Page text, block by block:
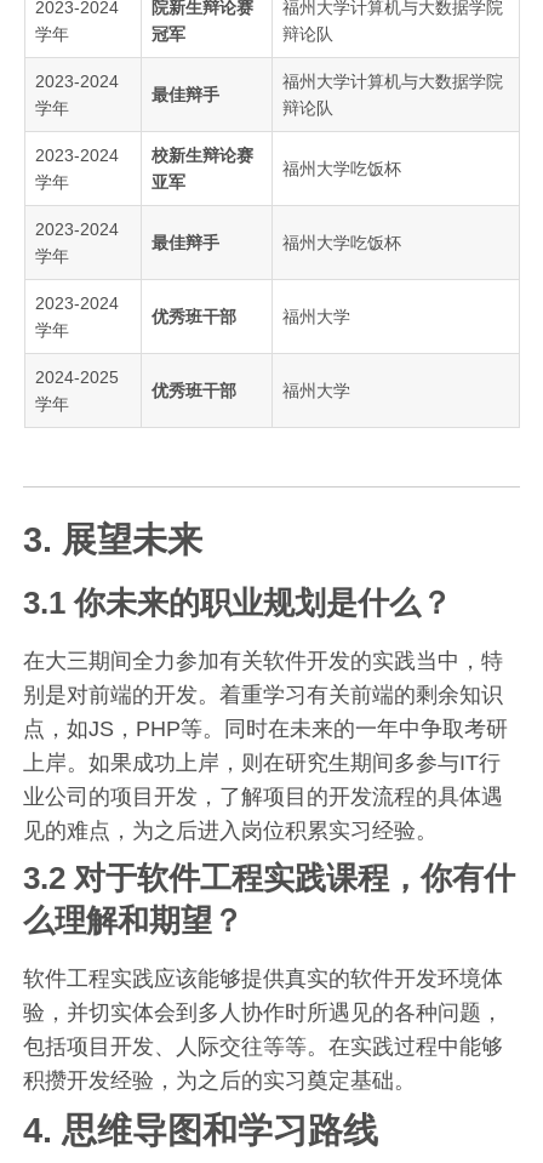
2023-2024
学年
院新生辩论赛
冠军
福州大学计算机与大数据学院
辩论队
2023-2024
学年
最佳辩手
福州大学计算机与大数据学院
辩论队
2023-2024
学年
校新生辩论赛
亚军
福州大学吃饭杯
2023-2024
学年
最佳辩手 福州大学吃饭杯
2023-2024
学年
优秀班干部 福州大学
2024-2025
学年
优秀班干部 福州大学
3. 展望未来
3.1 你未来的职业规划是什么？
在大三期间全力参加有关软件开发的实践当中，特
别是对前端的开发。着重学习有关前端的剩余知识
点，如JS，PHP等。同时在未来的一年中争取考研
上岸。如果成功上岸，则在研究生期间多参与IT行
业公司的项目开发，了解项目的开发流程的具体遇
见的难点，为之后进入岗位积累实习经验。
3.2 对于软件工程实践课程，你有什
么理解和期望？
软件工程实践应该能够提供真实的软件开发环境体
验，并切实体会到多人协作时所遇见的各种问题，
包括项目开发、人际交往等等。在实践过程中能够
积攒开发经验，为之后的实习奠定基础。
4. 思维导图和学习路线